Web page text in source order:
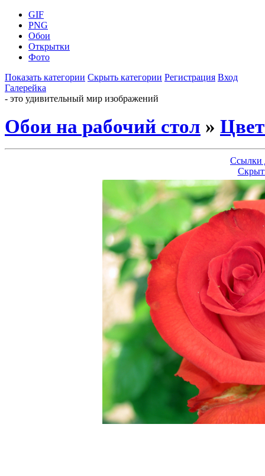
GIF
PNG
Обои
Открытки
Фото
Показать категории Скрыть категории Регистрация Вход
Галерейка
- это удивительный мир изображений
Обои на рабочий стол »
Ссылки